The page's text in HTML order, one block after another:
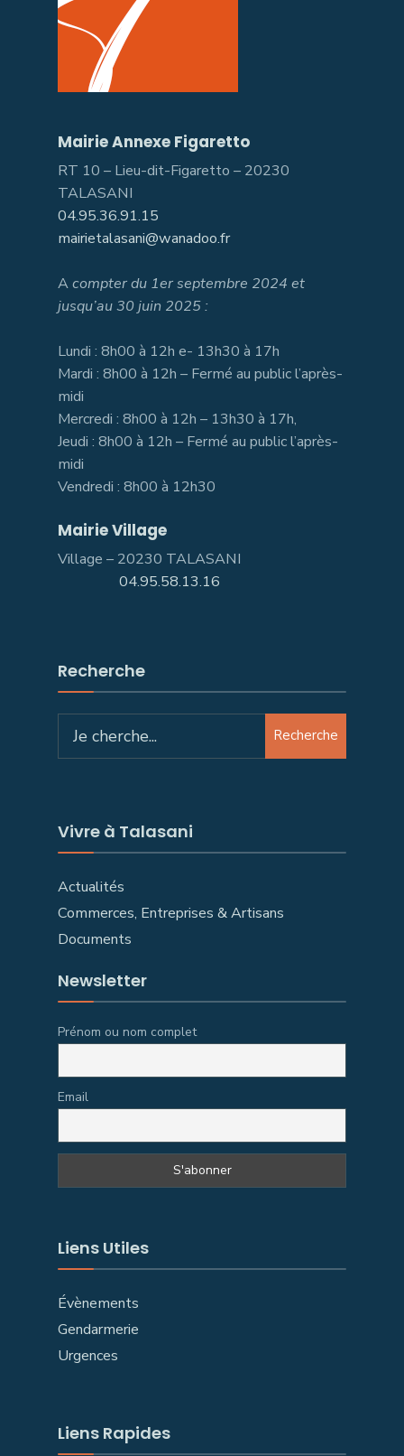
Mairie Annexe Figaretto
RT 10 – Lieu-dit-Figaretto – 20230
TALASANI
04.95.36.91.15
mairietalasani@wanadoo.fr
Acompter du 1er septembre 2024 et
jusqu’au 30 juin 2025 :
Lundi : 8h00 à 12h e- 13h30 à 17h
Mardi : 8h00 à 12h – Fermé au public l’après-
midi
Mercredi : 8h00 à 12h – 13h30 à 17h,
Jeudi : 8h00 à 12h – Fermé au public l’après-
midi
Vendredi : 8h00 à 12h30
Mairie Village
Village – 20230 TALASANI
04.95.58.13.16
Recherche
for:
Recherche
Vivre à Talasani
Actualités
Commerces, Entreprises & Artisans
Documents
Newsletter
Prénom ou nom complet
Email
Liens Utiles
Évènements
Gendarmerie
Urgences
Liens Rapides